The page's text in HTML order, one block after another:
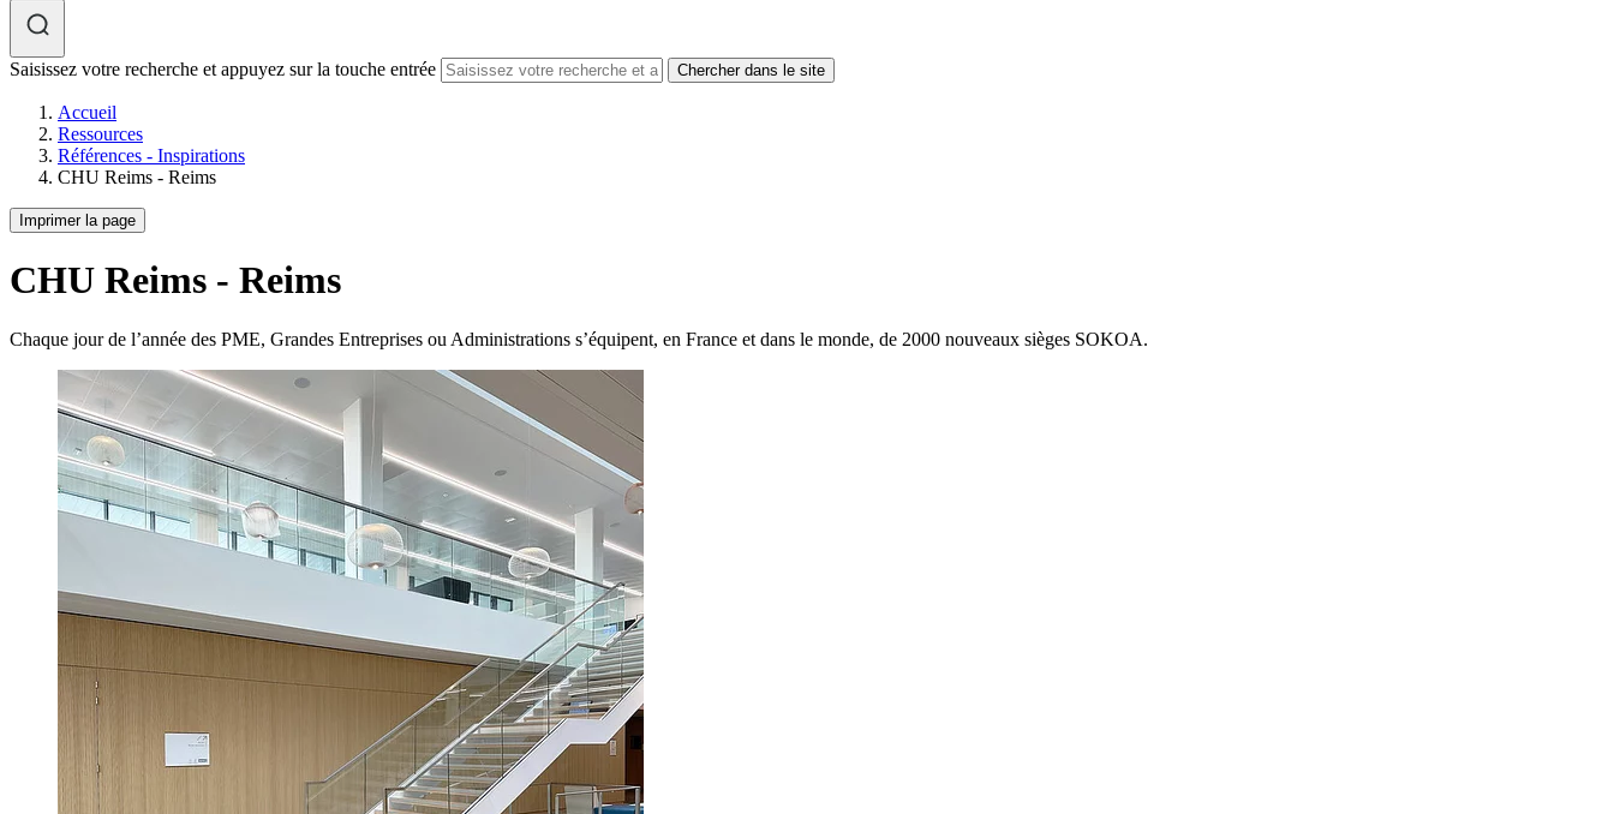
Saisissez votre recherche et appuyez sur la touche entrée
Accueil
Ressources
Références - Inspirations
CHU Reims - Reims
Imprimer la page
CHU Reims - Reims
Chaque jour de l’année des PME, Grandes Entreprises ou Administrations s’équipent, en France et dans le monde, de 2000 nouveaux sièges SOKOA.